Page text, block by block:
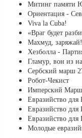
Митинг памяти
Ориентация -
Viva la Cuba!
«Враг будет
Махмуд,
Хезболла -
Гламур, вон из
Сербский марш
Робот-Чекист
Имперский Марш
Евразийство для
Евразийство
Евразийство
Молодые